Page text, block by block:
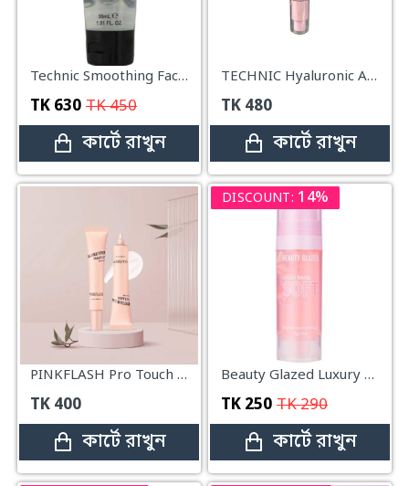
Technic Smoothing Face Primer - 30ml
TK 630 TK450
কার্টে রাখুন
TECHNIC Hyaluronic Acid Illuminating Primer-30ml
TK 480
কার্টে রাখুন
PINKFLASH Pro Touch Makeup Base Primer – F12 (20g)
TK 400
কার্টে রাখুন
DISCOUNT: 14%
Beauty Glazed Luxury Raise Soft Make Up Primer – 20gm
TK 250 TK290
কার্টে রাখুন